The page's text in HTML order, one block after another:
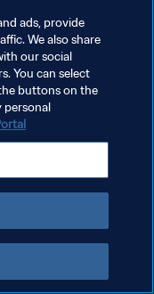
سياسة الخصوصية
ads, provide
We also share
our social
You can select
buttons on the
personal